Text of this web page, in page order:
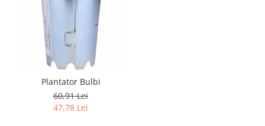
Plantator Bulbi
60,91 Lei
47,78 Lei